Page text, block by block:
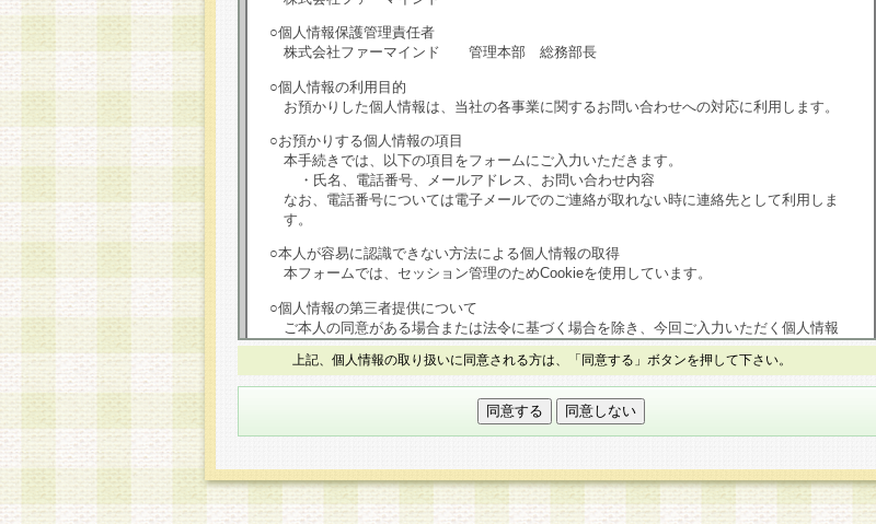
○個人情報保護管理責任者
株式会社ファーマインド 管理本部 総務部長
○個人情報の利用目的
お預かりした個人情報は、当社の各事業に関するお問い合わせへの対応に利用します。
○お預かりする個人情報の項目
本手続きでは、以下の項目をフォームにご入力いただきます。
・氏名、電話番号、メールアドレス、お問い合わせ内容
なお、電話番号については電子メールでのご連絡が取れない時に連絡先として利用しま
す。
○本人が容易に認識できない方法による個人情報の取得
本フォームでは、セッション管理のためCookieを使用しています。
○個人情報の第三者提供について
ご本人の同意がある場合または法令に基づく場合を除き、今回ご入力いただく個人情報
は第三者に提供しません。
個人情報の取り扱いを外部に委託する場合は、当社が規定する個人情報管理基準を満た
す企業を選定して委託を行い、適切な取り扱いが行われるよう監督します。
本人からの求めにより、当社が本件により取得した開示対象個人情報の利用目的の通
知・開示・内容の訂正・追加または削除・利用の停止・消去及び第三者への提供の禁止
（以下、総称して「開示等」といいます。）に応じます。
上記、個人情報の取り扱いに同意される方は、「同意する」ボタンを押して下さい。